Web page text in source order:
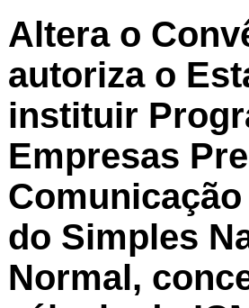
Altera o
autoriza o
instituir
Empresas
do Simples
Normal,